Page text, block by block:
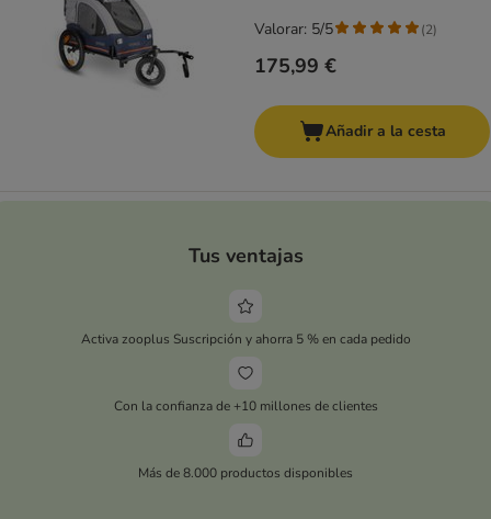
175,99 €
Valorar: 5/5 (2)
Añadir a la cesta
Tus ventajas
Activa zooplus Suscripción y ahorra 5 % en cada pedido
Con la confianza de +10 millones de clientes
Más de 8.000 productos disponibles